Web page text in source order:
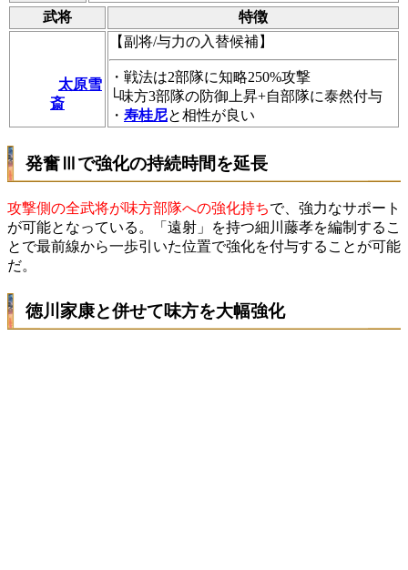
武将
特徴
太原雪
斎
【副将/与力の入替候補】
・戦法は2部隊に知略250%攻撃
└味方3部隊の防御上昇+自部隊に泰然付与
・ 寿桂尼と相性が良い
発奮Ⅲで強化の持続時間を延長
攻撃側の全武将が味方部隊への強化持ちで、強力なサポート
が可能となっている。「遠射」を持つ細川藤孝を編制するこ
とで最前線から一歩引いた位置で強化を付与することが可能
だ。
徳川家康と併せて味方を大幅強化